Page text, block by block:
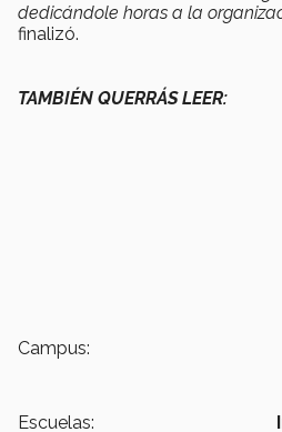
dedicándole horas a la
finalizó.
TAMBIÉN QUERRÁS LEER:
Campus:
Escuelas: